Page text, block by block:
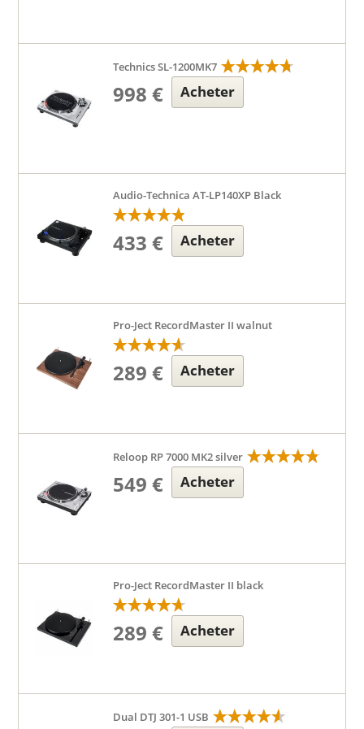
Technics SL-1200MK7
998 € Acheter
Audio-Technica AT-LP140XP Black
433 € Acheter
Pro-Ject RecordMaster II walnut
289 € Acheter
Reloop RP 7000 MK2 silver
549 € Acheter
Pro-Ject RecordMaster II black
289 € Acheter
Dual DTJ 301-1 USB